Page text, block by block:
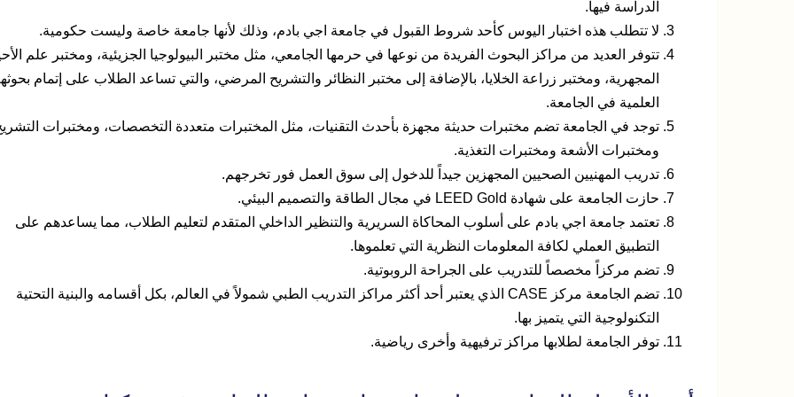
الدراسة فيها.
لا تتطلب هذه اختبار اليوس كأحد شروط القبول في جامعة اجي بادم، وذلك لأنها جامعة خاصة وليست حكومية.
تتوفر العديد من مراكز البحوث الفريدة من نوعها في حرمها الجامعي، مثل مختبر البيولوجيا الجزيئية، ومختبر علم
المجهرية، ومختبر زراعة الخلايا، بالإضافة إلى مختبر النظائر والتشريح المرضي، والتي تساعد الطلاب على إتمام
العلمية في الجامعة.
توجد في الجامعة تضم مختبرات حديثة مجهزة بأحدث التقنيات، مثل المختبرات متعددة التخصصات، ومختبرات
ومختبرات الأشعة ومختبرات التغذية.
تدريب المهنيين الصحيين المجهزين جيداً للدخول إلى سوق العمل فور تخرجهم.
حازت الجامعة على شهادة LEED Gold في مجال الطاقة والتصميم البيئي.
تعتمد جامعة اجي بادم على أسلوب المحاكاة السريرية والتنظير الداخلي المتقدم لتعليم الطلاب، مما يساعدهم على
التطبيق العملي لكافة المعلومات النظرية التي تعلموها.
تضم مركزاً مخصصاً للتدريب على الجراحة الروبوتية.
تضم الجامعة مركز CASE الذي يعتبر أحد أكثر مراكز التدريب الطبي شمولاً في العالم، بكل أقسامه والبنية التحتية
التكنولوجية التي يتميز بها.
توفر الجامعة لطلابها مراكز ترفيهية وأخرى رياضية.